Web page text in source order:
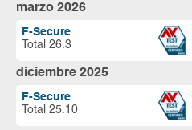
marzo 2026
F-Secure
Total 26.3
diciembre 2025
F-Secure
Total 25.10